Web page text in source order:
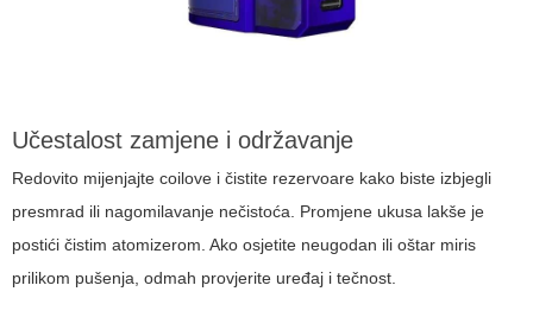
Učestalost zamjene i održavanje
Redovito mijenjajte coilove i čistite rezervoare kako biste izbjegli
presmrad ili nagomilavanje nečistoća. Promjene ukusa lakše je
postići čistim atomizerom. Ako osjetite neugodan ili oštar miris
prilikom pušenja, odmah provjerite uređaj i tečnost.